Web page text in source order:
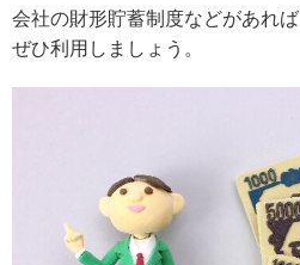
会社の財形貯蓄制度などがあれば
ぜひ利用しましょう。